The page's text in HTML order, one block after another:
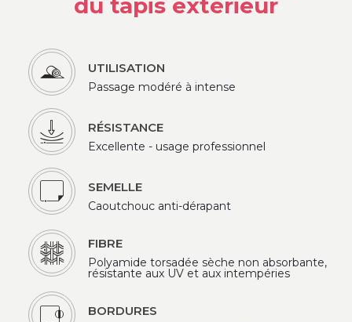
du tapis extérieur
UTILISATION
Passage modéré à intense
RÉSISTANCE
Excellente - usage professionnel
SEMELLE
Caoutchouc anti-dérapant
FIBRE
Polyamide torsadée sèche non absorbante,
résistante aux UV et aux intempéries
BORDURES